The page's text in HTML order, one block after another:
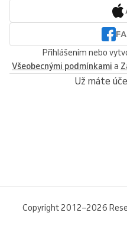
Přihlášením nebo
Všeobecnými podmínkami a
Už máte
Copyright 2012–2026